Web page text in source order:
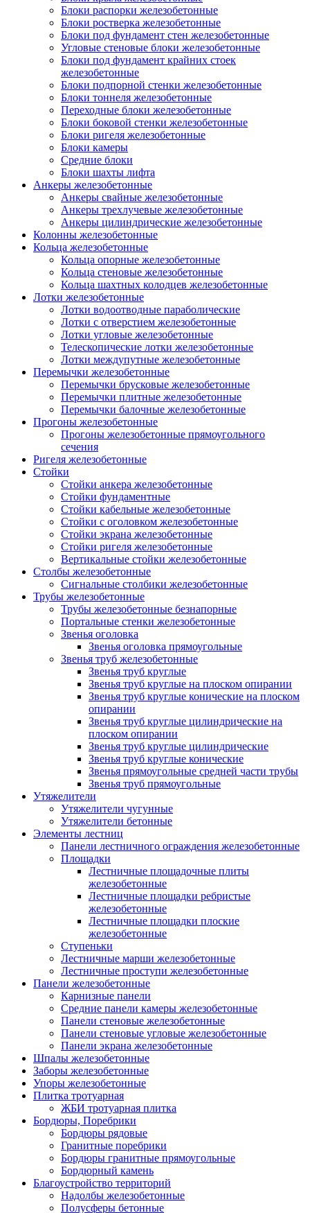
Блоки распорки железобетонные
Блоки ростверка железобетонные
Блоки под фундамент стен железобетонные
Угловые стеновые блоки железобетонные
Блоки под фундамент крайних стоек
железобетонные
Блоки подпорной стенки железобетонные
Блоки тоннеля железобетонные
Переходные блоки железобетонные
Блоки боковой стенки железобетонные
Блоки ригеля железобетонные
Блоки камеры
Средние блоки
Блоки шахты лифта
Анкеры железобетонные
Анкеры свайные железобетонные
Анкеры трехлучевые железобетонные
Анкеры цилиндрические железобетонные
Колонны железобетонные
Кольца железобетонные
Кольца опорные железобетонные
Кольца стеновые железобетонные
Кольца шахтных колодцев железобетонные
Лотки железобетонные
Лотки водоотводные параболические
Лотки с отверстием железобетонные
Лотки угловые железобетонные
Телескопические лотки железобетонные
Лотки междупутные железобетонные
Перемычки железобетонные
Перемычки брусковые железобетонные
Перемычки плитные железобетонные
Перемычки балочные железобетонные
Прогоны железобетонные
Прогоны железобетонные прямоугольного
сечения
Ригеля железобетонные
Стойки
Стойки анкера железобетонные
Стойки фундаментные
Стойки кабельные железобетонные
Стойки с оголовком железобетонные
Стойки экрана железобетонные
Стойки ригеля железобетонные
Вертикальные стойки железобетонные
Столбы железобетонные
Сигнальные столбики железобетонные
Трубы железобетонные
Трубы железобетонные безнапорные
Портальные стенки железобетонные
Звенья оголовка
Звенья оголовка прямоугольные
Звенья труб железобетонные
Звенья труб круглые
Звенья труб круглые на плоском опирании
Звенья труб круглые конические на плоском
опирании
Звенья труб круглые цилиндрические на
плоском опирании
Звенья труб круглые цилиндрические
Звенья труб круглые конические
Звенья прямоугольные средней части трубы
Звенья труб прямоугольные
Утяжелители
Утяжелители чугунные
Утяжелители бетонные
Элементы лестниц
Панели лестничного ограждения железобетонные
Площадки
Лестничные площадочные плиты
железобетонные
Лестничные площадки ребристые
железобетонные
Лестничные площадки плоские
железобетонные
Ступеньки
Лестничные марши железобетонные
Лестничные проступи железобетонные
Панели железобетонные
Карнизные панели
Средние панели камеры железобетонные
Панели стеновые железобетонные
Панели стеновые угловые железобетонные
Панели экрана железобетонные
Шпалы железобетонные
Заборы железобетонные
Упоры железобетонные
Плитка тротуарная
ЖБИ тротуарная плитка
Бордюры, Поребрики
Бордюры рядовые
Гранитные поребрики
Бордюры гранитные прямоугольные
Бордюрный камень
Благоустройство территорий
Надолбы железобетонные
Полусферы бетонные